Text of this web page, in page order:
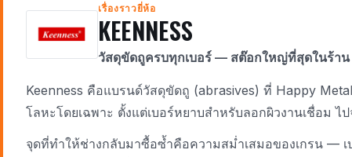
เรื่องราวยี่ห้อ
KEENNESS
วัสดุขัดถูครบทุกเบอร์ — สต๊อกใหญ่ที่สุดในร้าน
Keenness คือแบรนด์วัสดุขัดถู (abrasives) ที่ Happy
โลหะโดยเฉพาะ ตั้งแต่เบอร์หยาบสำหรับลอกผิวงานเชื่อม ไ
จุดที่ทำให้ช่างกลับมาซื้อซ้ำคือความสม่ำเสมอของเกรน —